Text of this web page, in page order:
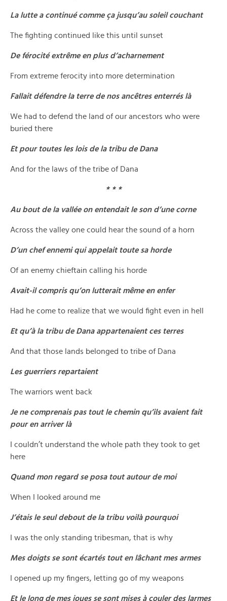
La lutte a continué comme ça jusqu’au soleil couchant
The fighting continued like this until sunset
De férocité extrême en plus d’acharnement
From extreme ferocity into more determination
Fallait défendre la terre de nos ancêtres enterrés là
We had to defend the land of our ancestors who were
buried there
Et pour toutes les lois de la tribu de Dana
And for the laws of the tribe of Dana
* * *
Au bout de la vallée on entendait le son d’une corne
Across the valley one could hear the sound of a horn
D’un chef ennemi qui appelait toute sa horde
Of an enemy chieftain calling his horde
Avait-il compris qu’on lutterait même en enfer
Had he come to realize that we would fight even in hell
Et qu’à la tribu de Dana appartenaient ces terres
And that those lands belonged to tribe of Dana
Les guerriers repartaient
The warriors went back
Je ne comprenais pas tout le chemin qu’ils avaient fait
pour en arriver là
I couldn’t understand the whole path they took to get
here
Quand mon regard se posa tout autour de moi
When I looked around me
J’étais le seul debout de la tribu voilà pourquoi
I was the only standing tribesman, that is why
Mes doigts se sont écartés tout en lâchant mes armes
I opened up my fingers, letting go of my weapons
Et le long de mes joues se sont mises à couler des larmes